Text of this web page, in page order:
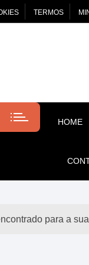
TERMOS
HOME
para a